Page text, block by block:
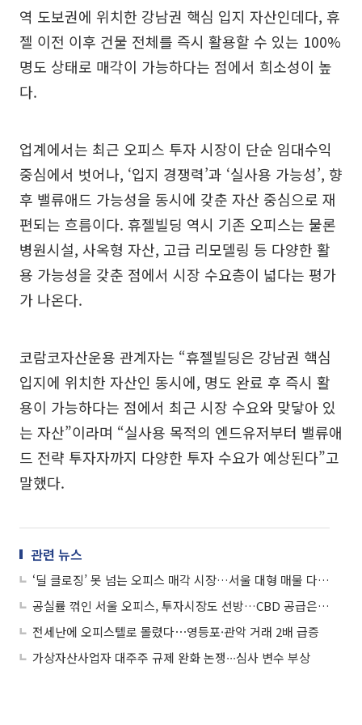
역 도보권에 위치한 강남권 핵심 입지 자산인데다, 휴
젤 이전 이후 건물 전체를 즉시 활용할 수 있는 100%
명도 상태로 매각이 가능하다는 점에서 희소성이 높
다.
업계에서는 최근 오피스 투자 시장이 단순 임대수익
중심에서 벗어나, ‘입지 경쟁력’과 ‘실사용 가능성’, 향
후 밸류애드 가능성을 동시에 갖춘 자산 중심으로 재
편되는 흐름이다. 휴젤빌딩 역시 기존 오피스는 물론
병원시설, 사옥형 자산, 고급 리모델링 등 다양한 활
용 가능성을 갖춘 점에서 시장 수요층이 넓다는 평가
가 나온다.
코람코자산운용 관계자는 “휴젤빌딩은 강남권 핵심
입지에 위치한 자산인 동시에, 명도 완료 후 즉시 활
용이 가능하다는 점에서 최근 시장 수요와 맞닿아 있
는 자산”이라며 “실사용 목적의 엔드유저부터 밸류애
드 전략 투자자까지 다양한 투자 수요가 예상된다”고
말했다.
관련 뉴스
‘딜 클로징’ 못 넘는 오피스 매각 시장…서울 대형 매물 다시 쌓인다
공실률 꺾인 서울 오피스, 투자시장도 선방…CBD 공급은 변수
전세난에 오피스텔로 몰렸다⋯영등포·관악 거래 2배 급증
가상자산사업자 대주주 규제 완화 논쟁∙∙∙심사 변수 부상